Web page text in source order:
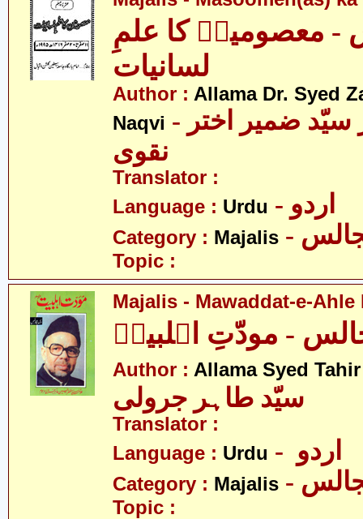
- معصومینؑ کا علمِ
لسانیات
Author : Allama Dr. Syed
Naqvi - علامہ ڈاکٹر سیّد ضمیر اختر
نقوی
Translator :
Language : Urdu - اردو
Category : Majalis
Topic :
Majalis - Mawaddat-e-Ahle
- مودّتِ اہلبیتؑ
Author : Allama Syed
سیّد طاہر جرولی
Translator :
Language : Urdu
Category : Majalis
Topic :